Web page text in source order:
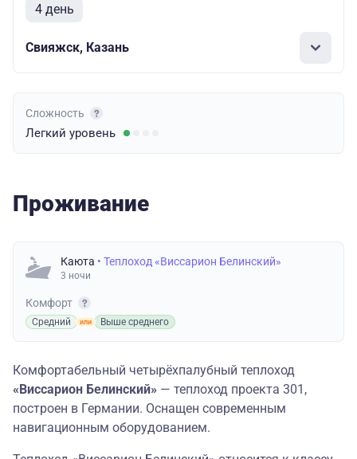
4 день
Свияжск, Казань
Сложность
Легкий уровень
Проживание
Каюта • Теплоход «Виссарион Белинский»
3 ночи
Комфорт
Средний Выше среднего
Комфортабельный четырёхпалубный теплоход
«Виссарион Белинский» — теплоход проекта 301,
построен в Германии. Оснащен современным
навигационным оборудованием.